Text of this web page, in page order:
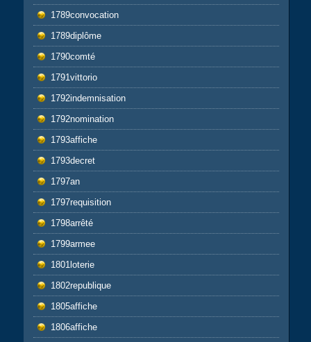
1789convocation
1789diplôme
1790comté
1791vittorio
1792indemnisation
1792nomination
1793affiche
1793decret
1797an
1797requisition
1798arrêté
1799armee
1801loterie
1802republique
1805affiche
1806affiche